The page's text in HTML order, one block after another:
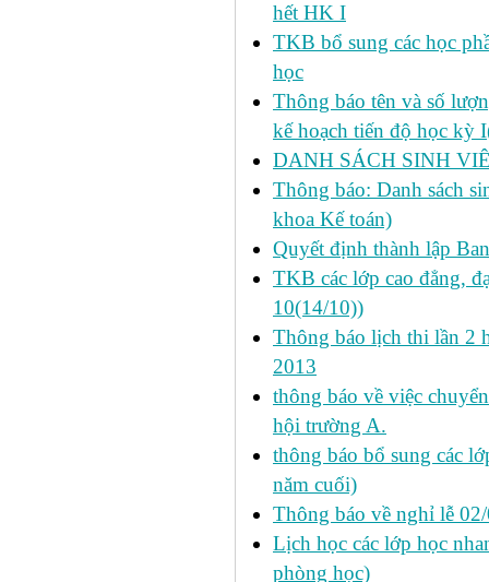
hết HK I
TKB bổ sung các học
học
Thông báo tên và số
kế hoạch tiến độ học kỳ
DANH SÁCH SINH
Thông báo: Danh sách
khoa Kế toán)
Quyết định thành lập
TKB các lớp cao đẳng,
10(14/10))
Thông báo lịch thi lần 2
2013
thông báo về việc
hội trường A.
thông báo bổ sung các
năm cuối)
Thông báo về nghỉ lễ
Lịch học các lớp học
phòng học)